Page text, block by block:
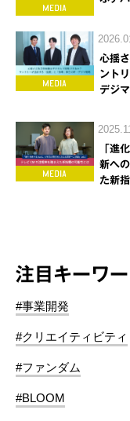
心揺
ント
デジ
「進
新へ
た新
注目キーワ
#事業開発
#クリエイティビティ
#ファンダム
#BLOOM